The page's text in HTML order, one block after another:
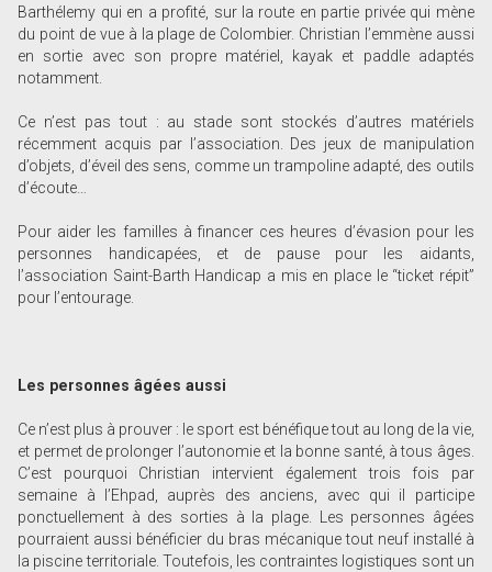
Barthélemy qui en a profité, sur la route en partie privée qui mène
du point de vue à la plage de Colombier. Christian l’emmène aussi
en sortie avec son propre matériel, kayak et paddle adaptés
notamment.
Ce n’est pas tout : au stade sont stockés d’autres matériels
récemment acquis par l’association. Des jeux de manipulation
d’objets, d’éveil des sens, comme un trampoline adapté, des outils
d’écoute…
Pour aider les familles à financer ces heures d’évasion pour les
personnes handicapées, et de pause pour les aidants,
l’association Saint-Barth Handicap a mis en place le “ticket répit”
pour l’entourage.
Les personnes âgées aussi
Ce n’est plus à prouver : le sport est bénéfique tout au long de la vie,
et permet de prolonger l’autonomie et la bonne santé, à tous âges.
C’est pourquoi Christian intervient également trois fois par
semaine à l’Ehpad, auprès des anciens, avec qui il participe
ponctuellement à des sorties à la plage. Les personnes âgées
pourraient aussi bénéficier du bras mécanique tout neuf installé à
la piscine territoriale. Toutefois, les contraintes logistiques sont un